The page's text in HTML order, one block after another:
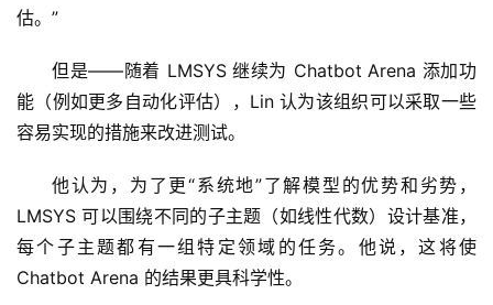
估。”
但是——随着 LMSYS 继续为 Chatbot Arena 添加功
能（例如更多自动化评估），Lin 认为该组织可以采取一些
容易实现的措施来改进测试。
他认为，为了更“系统地”了解模型的优势和劣势，
LMSYS 可以围绕不同的子主题（如线性代数）设计基准，
每个子主题都有一组特定领域的任务。他说，这将使
Chatbot Arena 的结果更具科学性。